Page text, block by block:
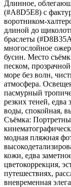
Длинное,
(#A8D5E8) с
воротником-
длиной до
браслеты
многослойное
бусин. Место
песком,
море без волн,
атмосфера.
пасмурный
резких теней, едва
воды, спокойная,
Съёмка:
модная пляжная
кожи, едва
цветокоррекция,
путешествиях,
вневременная